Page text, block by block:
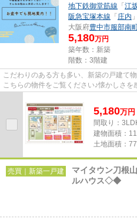
地下鉄御堂筋線 「 江
阪急宝塚本線 「 庄内
大阪府豊中市服部南
5,180万円
築年数：新築
階数：3階建
こだわりのある方も多い、新築の戸建て
こちらの物件をご覧ください♪懐かしさ
5,180万円
間取り：
建物面積：
土地面積：
売買｜新築一戸建
マイタウン刀
ルハウス◇◆